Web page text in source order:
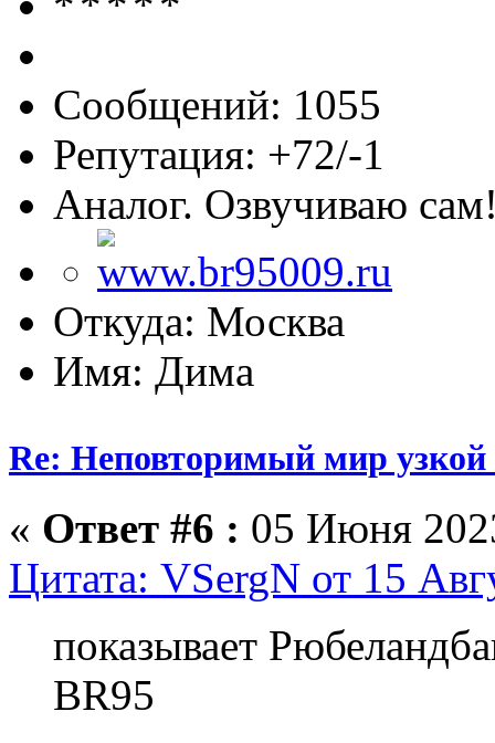
Сообщений: 1055
Репутация: +72/-1
Аналог. Озвучиваю
Откуда: Москва
Имя: Дима
Re: Неповторимый мир узкой
« Ответ #6 : 05 Июня
Цитата: VSergN от 15
показывает
BR95